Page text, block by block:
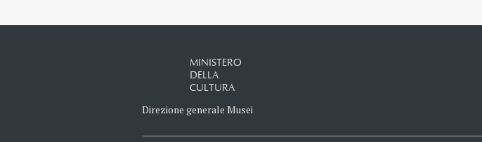
MINISTERO
DELLA
CULTURA
Direzione generale Musei